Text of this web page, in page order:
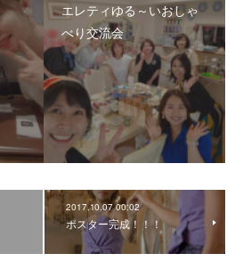
エレティゆる～いおしゃ
べり交流会
2017.10.07 00:02
ポスター完成！！！